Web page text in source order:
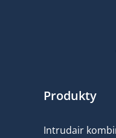
Produkty
Intrudair